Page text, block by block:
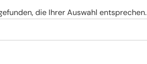
die Ihrer Auswahl entsprechen.